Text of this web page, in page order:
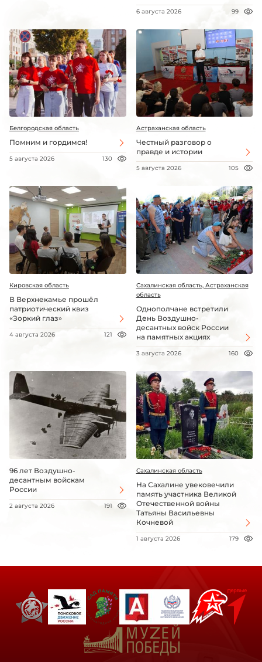
6 августа 2026 99
Белгородская область
Помним и гордимся!
5 августа 2026 130
Астраханская область
Честный разговор о
правде и истории
5 августа 2026 105
Кировская область
В Верхнекамье прошёл
патриотический квиз
«Зоркий глаз»
4 августа 2026 121
Сахалинская область, Астраханская
область
Однополчане встретили
День Воздушно-
десантных войск России
на памятных акциях
3 августа 2026 160
96 лет Воздушно-
десантным войскам
России
2 августа 2026 191
Сахалинская область
На Сахалине увековечили
память участника Великой
Отечественной войны
Татьяны Васильевны
Кочневой
1 августа 2026 179